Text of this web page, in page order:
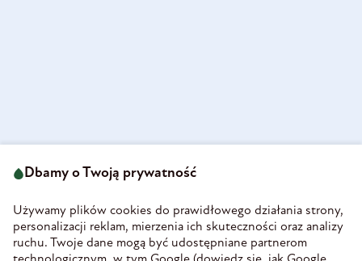
58-160 Świebodzice
REGON 890213034
INFORMACJE
Dbamy o Twoją prywatność
Używamy plików cookies do prawidłowego działania strony,
personalizacji reklam, mierzenia ich skuteczności oraz analizy
ruchu. Twoje dane mogą być udostępniane partnerom